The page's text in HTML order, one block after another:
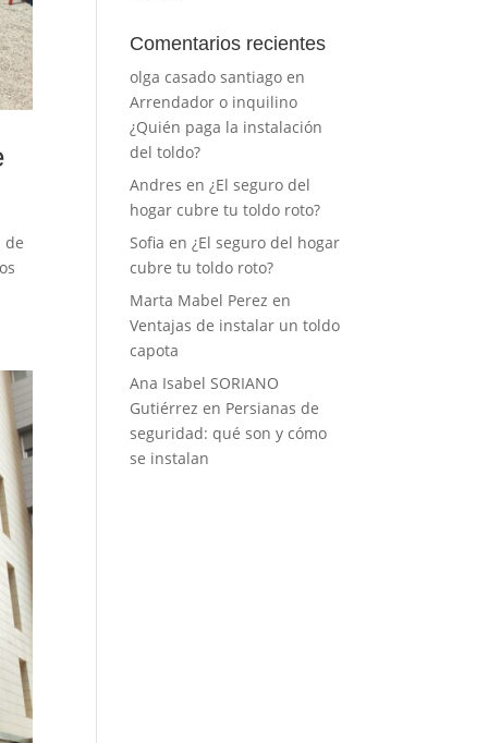
de
Comentarios recientes
olga casado santiago en
Arrendador o inquilino
¿Quién paga la instalación
del toldo?
Andres en¿El seguro del
hogar cubre tu toldo roto?
Sofia en¿El seguro del hogar
cubre tu toldo roto?
Marta Mabel Perez en
Ventajas de instalar un toldo
capota
Ana Isabel SORIANO
Gutiérrez en Persianas de
seguridad: qué son y cómo
se instalan